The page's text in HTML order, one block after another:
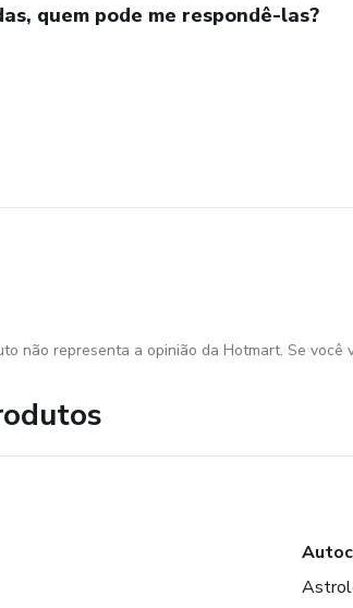
quem pode me respondê-las?
não representa a opinião da Hotmart. Se você